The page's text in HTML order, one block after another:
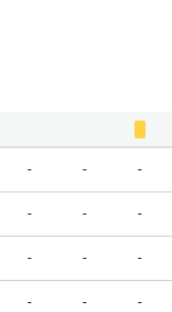
- - -
- - -
- - -
- - -